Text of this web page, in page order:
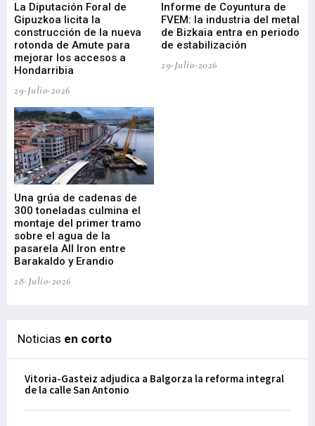
La Diputación Foral de
Gipuzkoa licita la
construcción de la nueva
rotonda de Amute para
mejorar los accesos a
Hondarribia
29-Julio-2026
Informe de Coyuntura de
FVEM: la industria del metal
de Bizkaia entra en periodo
de estabilización
29-Julio-2026
Una grúa de cadenas de
300 toneladas culmina el
montaje del primer tramo
sobre el agua de la
pasarela All Iron entre
Barakaldo y Erandio
28-Julio-2026
Noticias en corto
Vitoria-Gasteiz adjudica a Balgorza la reforma integral
de la calle San Antonio